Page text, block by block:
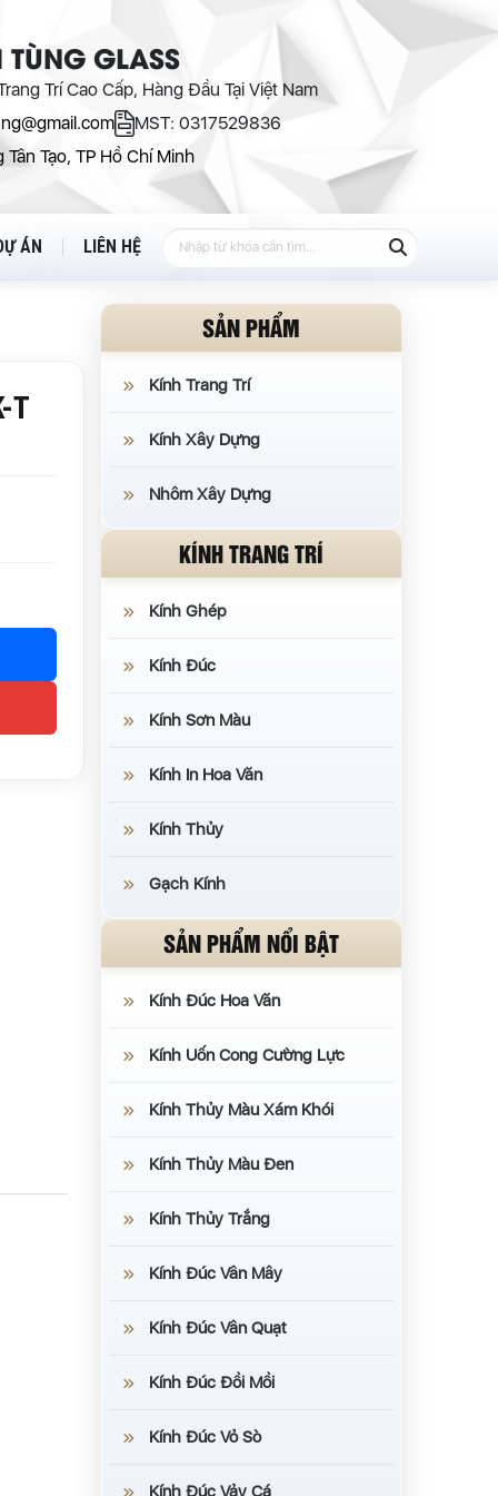
GLASS
Trí Cao Cấp, Hàng Đầu Tại Việt Nam
MST: 0317529836
Tạo, TP Hồ Chí Minh
ÁN LIÊN HỆ
T
SẢN PHẨM
Kính Trang Trí
Kính Xây Dựng
Nhôm Xây Dựng
KÍNH TRANG TRÍ
Kính Ghép
Kính Đúc
Kính Sơn Màu
Kính In Hoa Văn
Kính Thủy
Gạch Kính
SẢN PHẨM NỔI BẬT
Kính Đúc Hoa Văn
Kính Uốn Cong Cường Lực
Kính Thủy Màu Xám Khói
Kính Thủy Màu Đen
Kính Thủy Trắng
Kính Đúc Vân Mây
Kính Đúc Vân Quạt
Kính Đúc Đồi Mồi
Kính Đúc Vỏ Sò
Kính Đúc Vảy Cá